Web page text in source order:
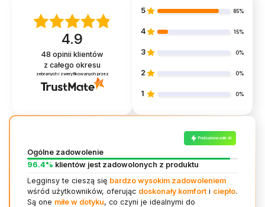
4.9
48 opinii klientów
z całego okresu
zebranych i zweryfikowanych przez
5 85%
4 15%
3 0%
2 0%
1 0%
Podsumowanie AI
Ogólne zadowolenie
96.4% klientów jest zadowolonych z produktu
Legginsy te cieszą się bardzo wysokim zadowoleniem
wśród użytkowników, oferując doskonały komfort i ciepło.
Są one miłe w dotyku, co czyni je idealnymi do